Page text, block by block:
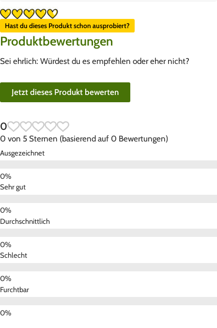
Hast du dieses Produkt schon ausprobiert?
Produktbewertungen
Sei ehrlich: Würdest du es empfehlen oder eher nicht?
Jetzt dieses Produkt bewerten
0
0 von 5 Sternen (basierend auf 0 Bewertungen)
Ausgezeichnet
Sehr gut
Durchschnittlich
Schlecht
Furchtbar